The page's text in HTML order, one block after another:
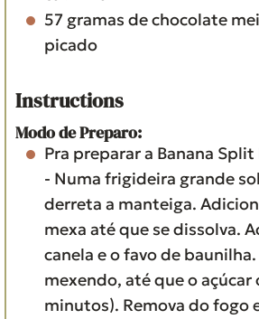
57 gramas de chocolate
picado
Instructions
Modo de Preparo:
Pra preparar a Banana
- Numa frigideira grande
derreta a manteiga.
mexa até que se dissolva.
canela e o favo de
mexendo, até que o açúcar
minutos). Remova do fogo